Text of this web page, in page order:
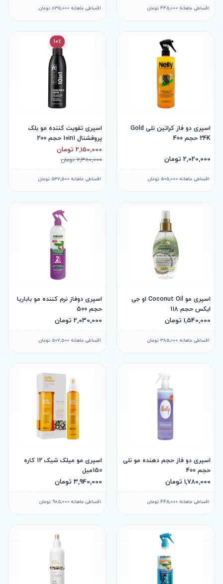
اقساطی ماهانه 445,000 تومان اقساطی ماهانه 835,000 تومان
اسپری دو فاز کراتین نلی Gold
24K حجم 400
2,020,000 تومان
اقساطی ماهانه 505,000 تومان
10٪
اسپری تقویت کننده مو بلک
پروفشنال 10in1 حجم 200
2,150,000 تومان
2,380,000 تومان
اقساطی ماهانه 537,500 تومان
اسپری مو Coconut Oil او جی
ایکس حجم 118
1,540,000 تومان
اقساطی ماهانه 385,000 تومان
اسپری دوفاز نرم کننده مو باباریا
حجم 500
2,030,000 تومان
اقساطی ماهانه 507,500 تومان
اسپری دو فاز حجم دهنده مو نلی
حجم 400
1,780,000 تومان
اقساطی ماهانه 445,000 تومان
اسپری مو میلک شیک 12 کاره
150میل
3,940,000 تومان
اقساطی ماهانه 985,000 تومان